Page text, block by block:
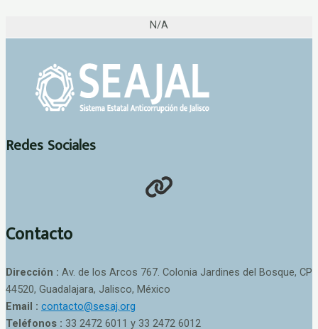
N/A
Redes Sociales
Contacto
Dirección : Av. de los Arcos 767. Colonia Jardines del Bosque, CP
44520, Guadalajara, Jalisco, México
Email : contacto@sesaj.org
Teléfonos : 33 2472 6011 y 33 2472 6012